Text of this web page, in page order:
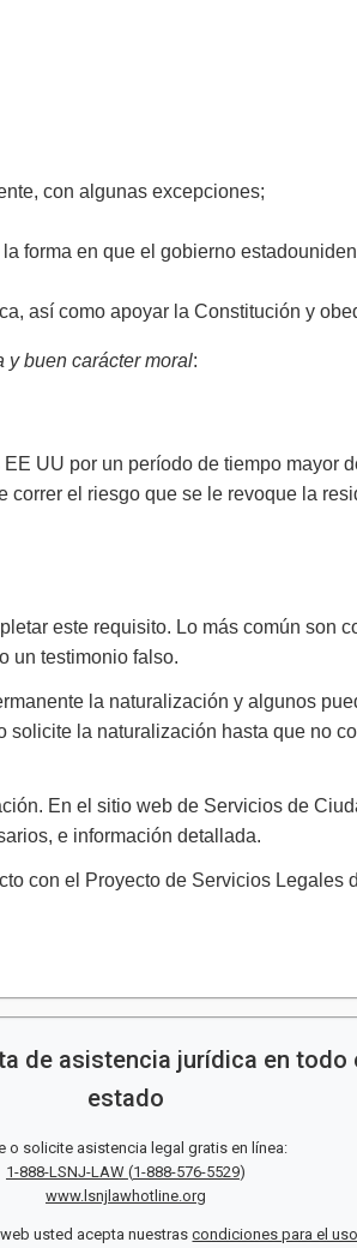
con algunas excepciones;
forma en que el gobierno
así como apoyar la Constitución y
y buen carácter moral:
UU por un período de tiempo mayor
el riesgo que se le revoque la
este requisito. Lo más común son
un testimonio falso.
la naturalización y algunos
la naturalización hasta que no
En el sitio web de Servicios de
e información detallada.
con el Proyecto de Servicios
de asistencia jurídica en todo
estado
o solicite asistencia legal gratis en línea:
1-888-LSNJ-LAW (1-888-576-5529)
www.lsnjlawhotline.org
usted acepta nuestrascondiciones para el uso